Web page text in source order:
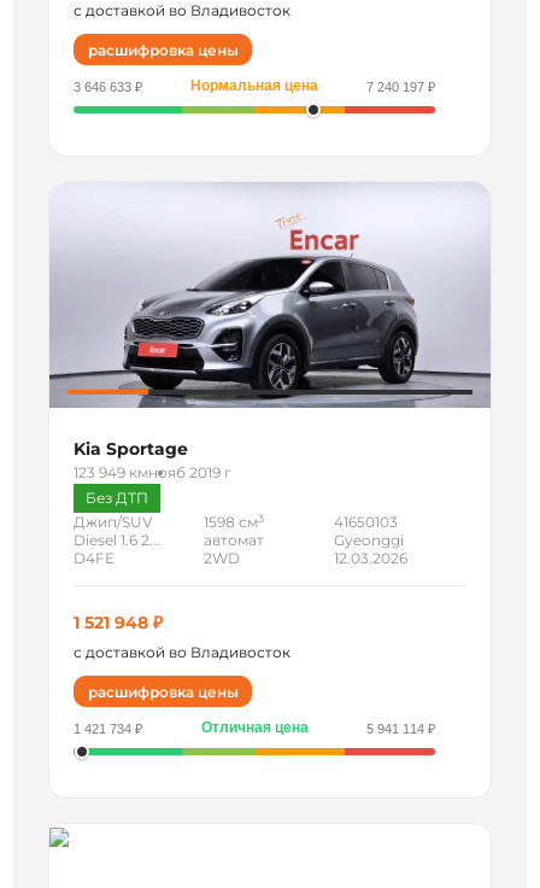
с доставкой во Владивосток
расшифровка цены
3 646 633 ₽ Нормальная цена 7 240 197 ₽
Kia Sportage
123 949 кмнояб 2019 г
Без ДТП
Джип/SUV
Diesel 1.6 2...
D4FE
1598 см3
автомат
2WD
41650103
Gyeonggi
12.03.2026
1 521 948 ₽
с доставкой во Владивосток
расшифровка цены
1 421 734 ₽ Отличная цена 5 941 114 ₽